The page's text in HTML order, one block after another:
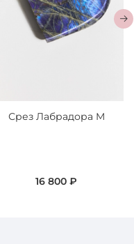
Срез Лабрадора M
16 800 ₽